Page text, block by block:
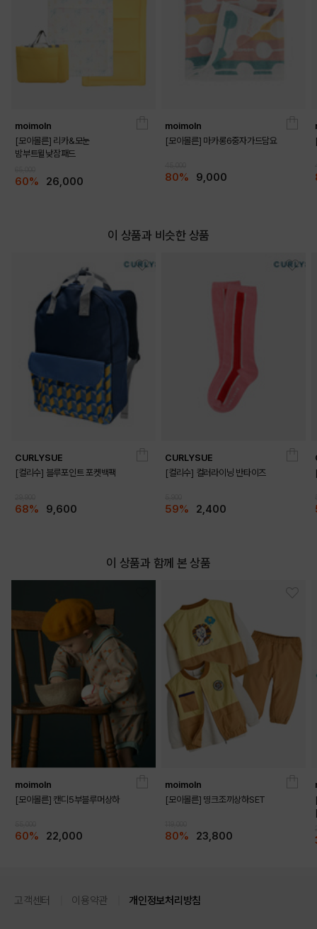
moimoln
[모이몰른] 리카&모눈
밤부트윌낮잠패드
60% 26,000
moimoln
[모이몰른] 마카롱6중자가드담요
80% 9,000
이 상품과 비슷한 상품
CURLYSUE
[컬리수] 블루포인트 포켓백팩
68% 9,600
CURLYSUE
[컬리수] 컬러라이닝 반타이즈
59% 2,400
이 상품과 함께 본 상품
moimoln
[모이몰른] 캔디5부블루머상하
60% 22,000
moimoln
[모이몰른] 띵크조끼상하SET
80% 23,800
고객센터 이용약관 개인정보처리방침